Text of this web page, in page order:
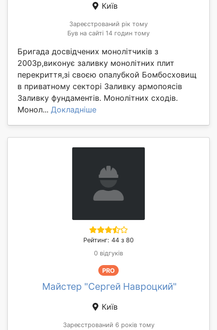
Київ
Зареєстрований рік тому
Був на сайті 14 годин тому
Бригада досвідчених монолітчиків з
2003р,виконує заливку монолітних плит
перекриття,зі своєю опалубкой Бомбосховищ
в приватному секторі Заливку армопоясів
Заливку фундаментів. Монолітних сходів.
Монол... Докладніше
Рейтинг: 44 з 80
0 відгуків
PRO
Майстер "Сергей Навроцкий"
Київ
Зареєстрований 6 років тому